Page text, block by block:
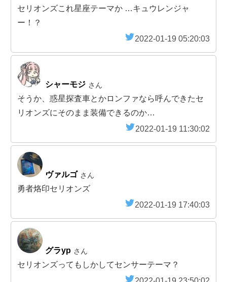
セリオンズこれ星座テーマか …キュウレンジャ
ー！？
2022-01-19 05:20:03
シャーモジ さん
そうか、惑星探査車とかロンファなら呼んできたセ
リオンズにそのまま装備できるのか…
2022-01-19 11:30:02
ヴァルゴ さん
勇者烙印セリオンズ
2022-01-19 17:40:03
グラyp さん
セリオンズってもしかしてセンサーテーマ？